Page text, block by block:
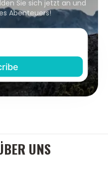
Sie sich jetzt an und
Abenteuers!
UNS